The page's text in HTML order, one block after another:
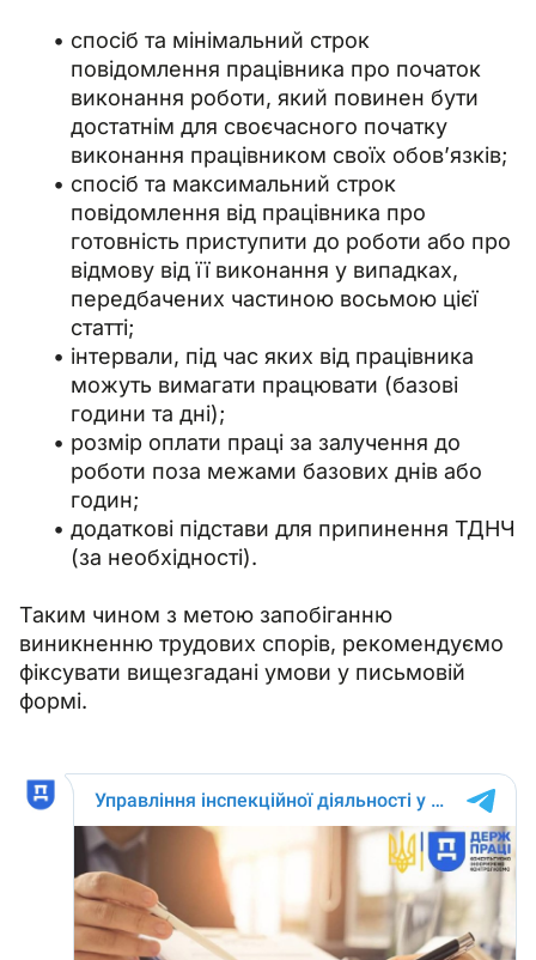
спосіб та мінімальний строк
повідомлення працівника про початок
виконання роботи, який повинен бути
достатнім для своєчасного початку
виконання працівником своїх обов’язків;
спосіб та максимальний строк
повідомлення від працівника про
готовність приступити до роботи або про
відмову від її виконання у випадках,
передбачених частиною восьмою цієї
статті;
інтервали, під час яких від працівника
можуть вимагати працювати (базові
години та дні);
розмір оплати праці за залучення до
роботи поза межами базових днів або
годин;
додаткові підстави для припинення ТДНЧ
(за необхідності).
Таким чином з метою запобіганню
виникненню трудових спорів, рекомендуємо
фіксувати вищезгадані умови у письмовій
формі.